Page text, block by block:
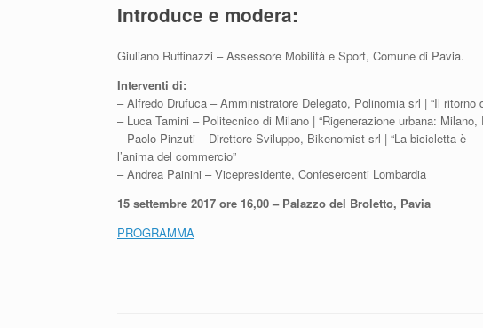
Introduce e modera:
Giuliano Ruffinazzi – Assessore Mobilità e Sport, Comune di Pavia.
Interventi di:
– Alfredo Drufuca – Amministratore Delegato, Polinomia srl | “Il
– Luca Tamini – Politecnico di Milano | “Rigenerazione urbana:
– Paolo Pinzuti – Direttore Sviluppo, Bikenomist srl | “La bicicletta è
l’anima del commercio”
– Andrea Painini – Vicepresidente, Confesercenti Lombardia
15 settembre 2017 ore 16,00 – Palazzo del Broletto, Pavia
PROGRAMMA